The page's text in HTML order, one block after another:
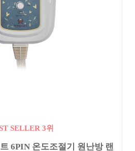
SELLER 3위
6PIN 온도조절기 원난방 랜